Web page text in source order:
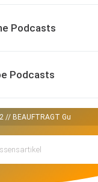
Podcasts
Podcasts
// BEAUFTRAGT Gute